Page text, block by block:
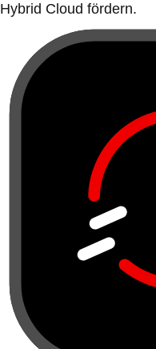
Hybrid Cloud fördern.